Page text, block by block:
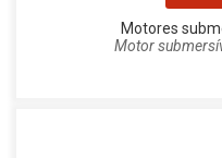
Motores
Motor